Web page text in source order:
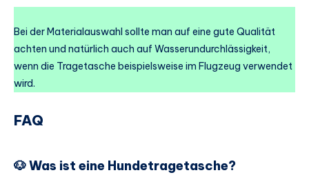
Bei der Materialauswahl sollte man auf eine gute Qualität
achten und natürlich auch auf Wasserundurchlässigkeit,
wenn die Tragetasche beispielsweise im Flugzeug verwendet
wird.
FAQ
🐶 Was ist eine Hundetragetasche?